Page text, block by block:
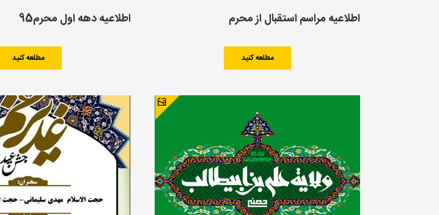
اطلاعیه مراسم استقبال از محرم
مطلعه کنید
اطلاعیه دهه اول محرم95
مطلعه کنید